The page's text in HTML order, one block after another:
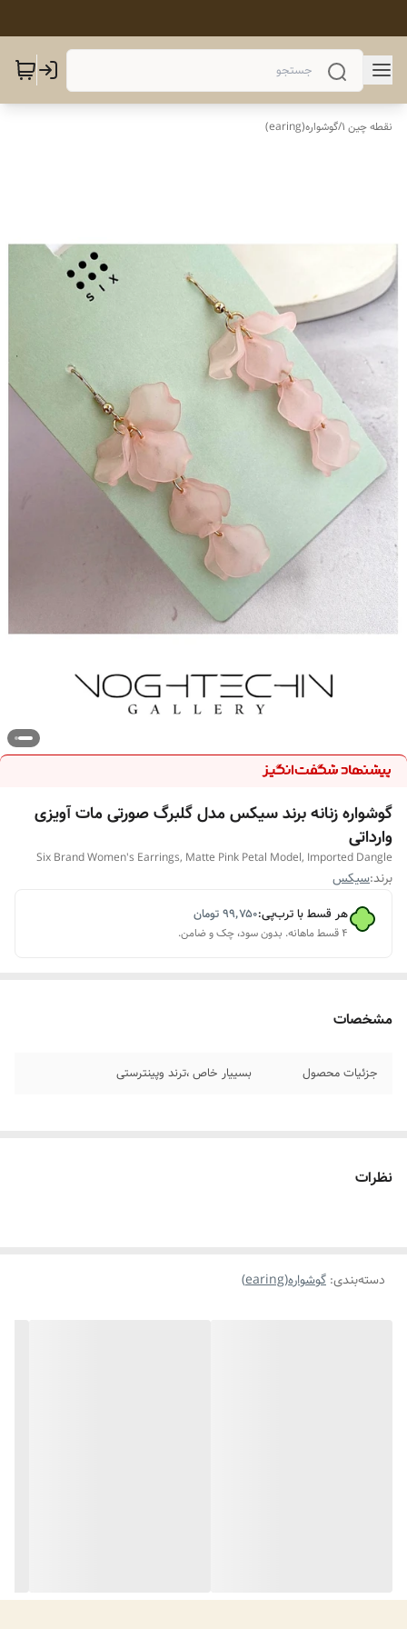
نقطه چین 1 /گوشواره(earing)
گوشواره زنانه برند سیکس مدل گلبرگ صورتی مات آویزی
وارداتی
Six Brand Women's Earrings, Matte Pink Petal Model, Imported Dangle
برند:سیکس
هر قسط با ترب‌پی:۹۹٬۷۵۰تومان
۴ قسط ماهانه. بدون سود، چک و ضامن.
مشخصات
جزئیات محصول بسییار خاص ،ترند وپینترستی
نظرات
دسته‌بندی: گوشواره(earing)